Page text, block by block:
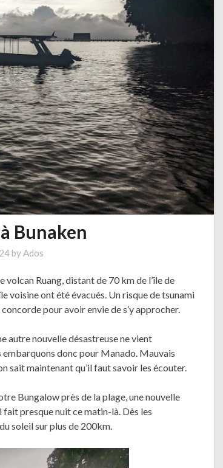
Bunaken
byAdos
Ruang, distant de 70 km de l’île de
voisine ont été évacués. Un risque de tsunami
pour avoir envie de s’y approcher.
autre nouvelle désastreuse ne vient
donc pour Manado. Mauvais
sait maintenant qu’il faut savoir les écouter.
Bungalow près de la plage, une nouvelle
fait presque nuit ce matin-là. Dès les
soleil sur plus de 200km.